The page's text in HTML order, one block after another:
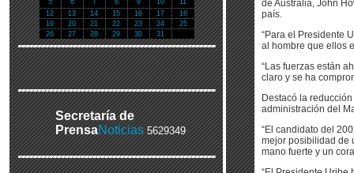
5
6 7 8 9 10
11
12
13 14 15 16 17
18
19
20 21 22 23 24
25
26
27 28 29 30 31
Secretaría de
PrensaNoticias 5629349
de Australia, John
país.
“Para el Presidente
al hombre que ellos
“Las fuerzas están
claro y se ha
Destacó la
administración del
“El candidato del
mejor posibilidad de
mano fuerte y un